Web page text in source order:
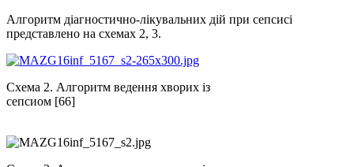
Алгоритм діагностично-лікувальних дій при сепсисі
представлено на схемах 2, 3.
Схема 2. Алгоритм ведення хворих із
сепсиом [66]